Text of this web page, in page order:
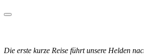
Die erste kurze Reise führt unsere Helden